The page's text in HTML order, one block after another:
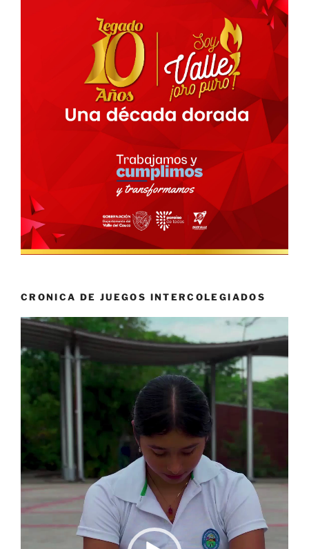
CRONICA DE JUEGOS INTERCOLEGIADOS
Reproductor
vídeo